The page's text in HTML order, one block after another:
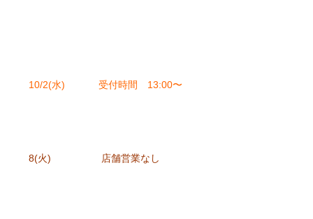
10/2(水) 受付時間 13:00〜
8(火) 店舗営業なし